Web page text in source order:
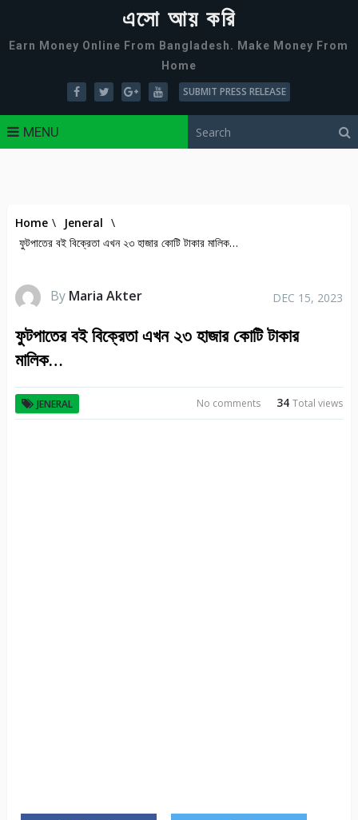
এসো আয় করি
Earn Money Online From Bangladesh. Make Money From
Home
SUBMIT PRESS RELEASE
MENU
Home \ Jeneral \
ফুটপাতের বই বিক্রেতা এখন ২৩ হাজার কোটি টাকার মালিক…
By Maria Akter DEC 15, 2023
ফুটপাতের বই বিক্রেতা এখন ২৩ হাজার কোটি টাকার
মালিক…
JENERAL 34Total views
No comments